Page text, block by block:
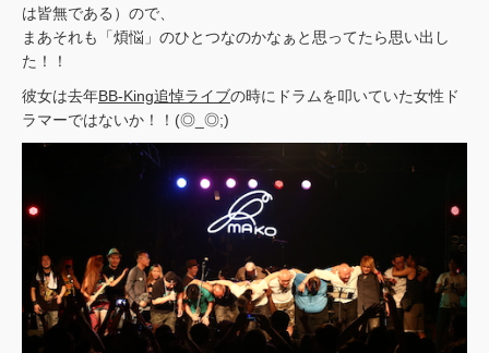
は皆無である）ので、
まあそれも「煩悩」のひとつなのかなぁと思ってたら思い出し
た！！
彼女は去年BB-King追悼ライブの時にドラムを叩いていた女性ド
ラマーではないか！！(◎_◎;)